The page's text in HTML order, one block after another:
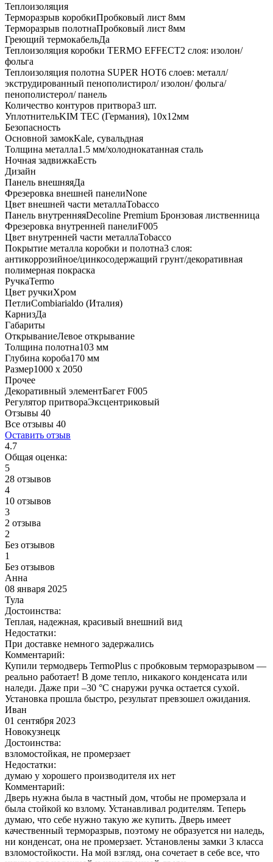
Теплоизоляция
Терморазрыв коробкиПробковый лист 8мм
Терморазрыв полотнаПробковый лист 8мм
Греющий термокабельДа
Теплоизоляция коробки TERMO EFFECT2 слоя: изолон/
фольга
Теплоизоляция полотна SUPER НОТ6 слоев: металл/
экструдированный пенополистирол/ изолон/ фольга/
пенополистерол/ панель
Количество контуров притвора3 шт.
УплотнительKIM ТЕС (Германия), 10x12мм
Безопасность
Основной замокKale, сувальдная
Толщина металла1.5 мм/холоднокатанная сталь
Ночная задвижкаЕсть
Дизайн
Панель внешняяДа
Фрезеровка внешней панелиNone
Цвет внешней части металлаTobacco
Панель внутренняяDecoline Premium Бронзовая лиственница
Фрезеровка внутренней панелиF005
Цвет внутренней части металлаTobacco
Покрытие металла коробки и полотна3 слоя:
антикоррозийное/цинкосодержащий грунт/декоративная
полимерная покраска
РучкаTermo
Цвет ручкиХром
ПетлиCombiarialdo (Италия)
КарнизДа
Габариты
ОткрываниеЛевое открывание
Толщина полотна103 мм
Глубина короба170 мм
Размер1000 x 2050
Прочее
Декоративный элементБагет F005
Регулятор притвораЭксцентриковый
Отзывы 40
Все отзывы 40
Оставить отзыв
4.7
Общая оценка:
5
28 отзывов
4
10 отзывов
3
2 отзыва
2
Без отзывов
1
Без отзывов
Анна
08 января 2025
Тула
Достоинства:
Теплая, надежная, красивый внешний вид
Недостатки:
При доставке немного задержались
Комментарий:
Купили термодверь TermoPlus с пробковым терморазрывом —
реально работает! В доме тепло, никакого конденсата или
наледи. Даже при –30 °C снаружи ручка остается сухой.
Установка прошла быстро, результат превзошел ожидания.
Иван
01 сентября 2023
Новокузнецк
Достоинства:
взломостойкая, не промерзает
Недостатки:
думаю у хорошего производителя их нет
Комментарий:
Дверь нужна была в частный дом, чтобы не промерзала и
была стойкой ко взлому. Устанавливал родителям. Теперь
думаю, что себе нужно такую же купить. Дверь имеет
качественный терморазрыв, поэтому не образуется ни наледь,
ни конденсат, она не промерзает. Установлены замки 3 класса
взломостойкости. На мой взгляд, она сочетает в себе все, что